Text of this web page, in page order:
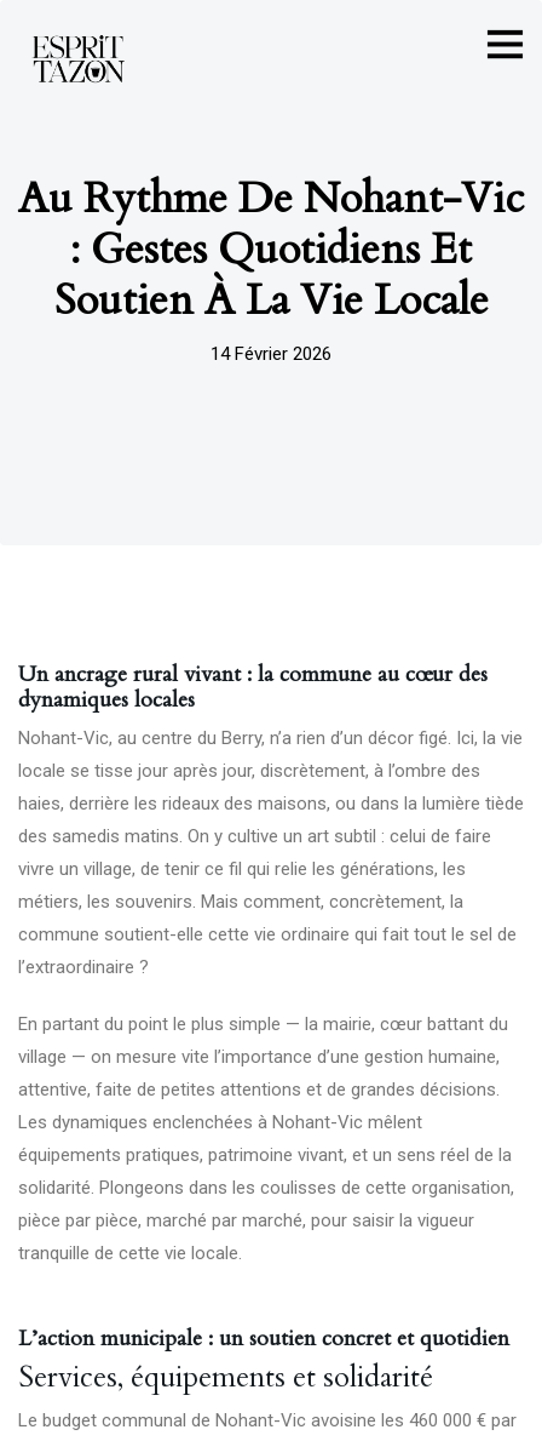
Au Rythme De Nohant-Vic
: Gestes Quotidiens Et
Soutien À La Vie Locale
14 Février 2026
Un ancrage rural vivant : la commune au cœur des
dynamiques locales
Nohant-Vic, au centre du Berry, n’a rien d’un décor figé. Ici, la vie
locale se tisse jour après jour, discrètement, à l’ombre des
haies, derrière les rideaux des maisons, ou dans la lumière tiède
des samedis matins. On y cultive un art subtil : celui de faire
vivre un village, de tenir ce fil qui relie les générations, les
métiers, les souvenirs. Mais comment, concrètement, la
commune soutient-elle cette vie ordinaire qui fait tout le sel de
l’extraordinaire ?
En partant du point le plus simple — la mairie, cœur battant du
village — on mesure vite l’importance d’une gestion humaine,
attentive, faite de petites attentions et de grandes décisions.
Les dynamiques enclenchées à Nohant-Vic mêlent
équipements pratiques, patrimoine vivant, et un sens réel de la
solidarité. Plongeons dans les coulisses de cette organisation,
pièce par pièce, marché par marché, pour saisir la vigueur
tranquille de cette vie locale.
L’action municipale : un soutien concret et quotidien
Services, équipements et solidarité
Le budget communal de Nohant-Vic avoisine les 460 000 € par